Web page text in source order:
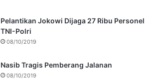
Pelantikan Jokowi Dijaga 27 Ribu Personel
TNI-Polri
08/10/2019
Nasib Tragis Pemberang Jalanan
08/10/2019